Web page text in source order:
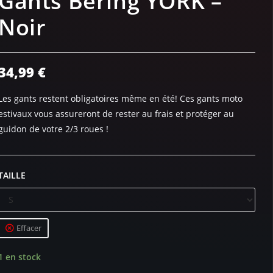
€
gants restent obligatoires même en été! Ces gants moto
vous assureront de rester au frais et protéger au
de votre 2/3 roues !
Effacer
en stock